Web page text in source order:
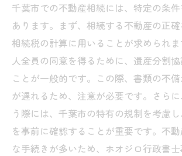
千葉市での不動産相続には、特定の条
あります。まず、相続する不動産の正確
相続税の計算に用いることが求められ
人全員の同意を得るために、遺産分割
ことが一般的です。この際、書類の不
が遅れるため、注意が必要です。さら
う際には、千葉市の特有の規制を考慮
を事前に確認することが重要です。不
な手続きが多いため、ホオジロ行政書